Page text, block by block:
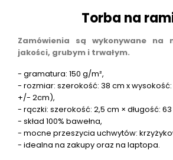
Torba na
Zamówienia są wykonywane na
jakości, grubym i trwałym.
- gramatura: 150 g/m²,
- rozmiar: szerokość: 38 cm x
+/- 2cm),
- rączki: szerokość: 2,5 cm × długość:
- skład 100% bawełna,
- mocne przeszycia uchwytów:
- idealna na zakupy oraz na laptopa.